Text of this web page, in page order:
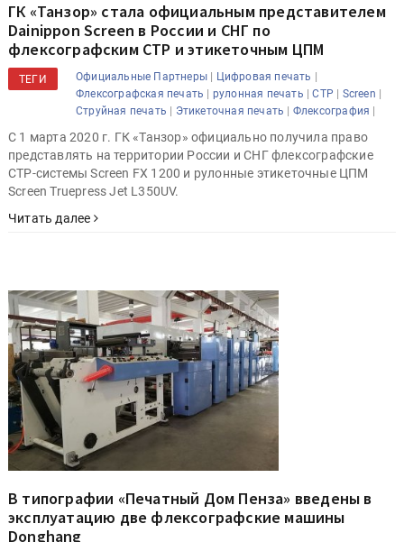
ГК «Танзор» стала официальным представителем
Dainippon Screen в России и СНГ по
флексографским CTP и этикеточным ЦПМ
ТЕГИ Официальные Партнеры | Цифровая печать |
Флексографская печать | рулонная печать |CTP | Screen |
Струйная печать | Этикеточная печать | Флексография |
С 1 марта 2020 г. ГК «Танзор» официально получила право
представлять на территории России и СНГ флексографские
CTP-системы Screen FX 1200 и рулонные этикеточные ЦПМ
Screen Truepress Jet L350UV.
Читать далее
В типографии «Печатный Дом Пенза» введены в
эксплуатацию две флексографские машины
Donghang